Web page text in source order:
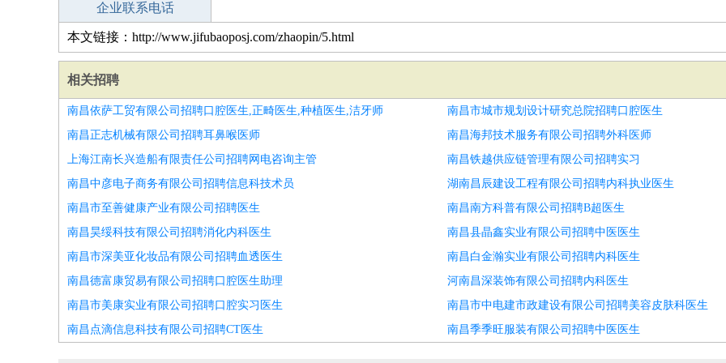
企业联系电话
本文链接：http://www.jifubaoposj.com/zhaopin/5.html
相关招聘
南昌依萨工贸有限公司招聘口腔医生,正畸医生,种植医生,洁牙师
南昌市城市规划设计研究总院招聘口腔医生
南昌正志机械有限公司招聘耳鼻喉医师
南昌海邦技术服务有限公司招聘外科医师
上海江南长兴造船有限责任公司招聘网电咨询主管
南昌铁越供应链管理有限公司招聘实习
南昌中彦电子商务有限公司招聘信息科技术员
湖南昌辰建设工程有限公司招聘内科执业医生
南昌市至善健康产业有限公司招聘医生
南昌南方科普有限公司招聘B超医生
南昌昊绥科技有限公司招聘消化内科医生
南昌县晶鑫实业有限公司招聘中医医生
南昌市深美亚化妆品有限公司招聘血透医生
南昌白金瀚实业有限公司招聘内科医生
南昌德富康贸易有限公司招聘口腔医生助理
河南昌深装饰有限公司招聘内科医生
南昌市美康实业有限公司招聘口腔实习医生
南昌市中电建市政建设有限公司招聘美容皮肤科医生
南昌点滴信息科技有限公司招聘CT医生
南昌季季旺服装有限公司招聘中医医生